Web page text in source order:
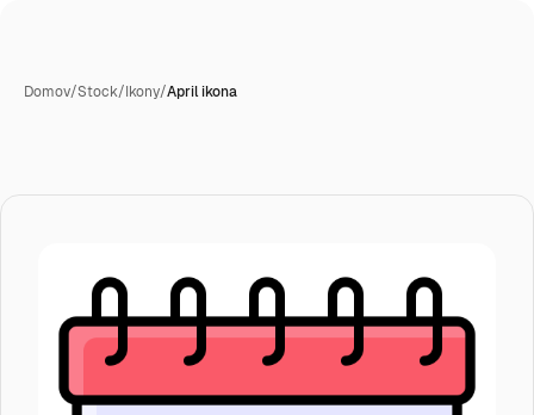
Domov/Stock/Ikony/April ikona